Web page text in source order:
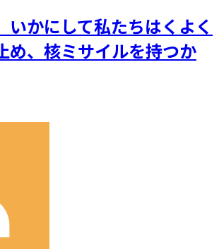
かにして私たちはくよく
め、核ミサイルを持つか